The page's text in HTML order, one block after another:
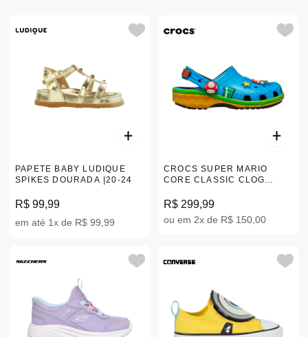
PAPETE BABY LUDIQUE
SPIKES DOURADA |20-24
R$ 99,99
em até 1x de R$ 99,99
CROCS SUPER MARIO
CORE CLASSIC CLOG
R$ 299,99
ou em 2x de R$ 150,00